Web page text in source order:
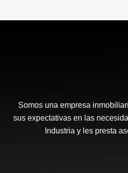
Somos una empresa
sus expectativas en las
Industria y les presta